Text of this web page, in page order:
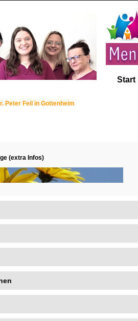
Start
Peter Feil in Gottenheim
(extra Infos)